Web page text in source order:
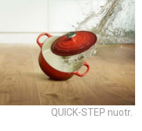
QUICK-STEP nuotr.